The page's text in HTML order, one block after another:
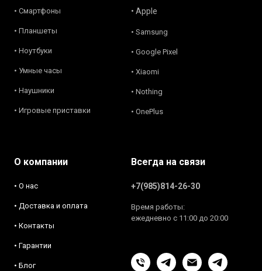
• Смартфоны
• Планшеты
• Ноутбуки
• Умные часы
• Наушники
• Игровые приставки
• Apple
• Samsung
• Google Pixel
• Xiaomi
• Nothing
• OnePlus
О компании
• О нас
• Доставка и оплата
• Контакты
• Гарантии
• Блог
Всегда на связи
+7(985)814-26-30
Время работы:
ежедневно с 11:00 до 20:00